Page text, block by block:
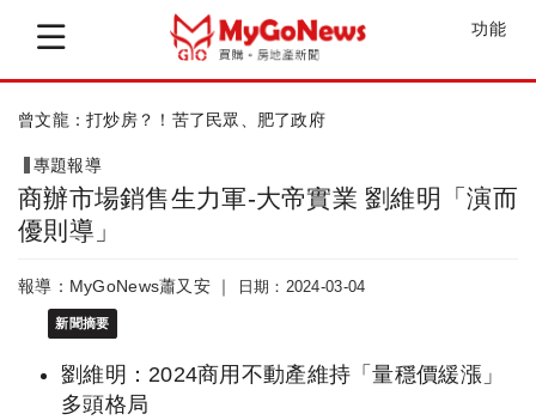
功能
曾文龍：打炒房？！苦了民眾、肥了政府
專題報導
商辦市場銷售生力軍-大帝實業 劉維明「演而
優則導」
報導：MyGoNews蕭又安 ｜ 日期：2024-03-04
新聞摘要
劉維明：2024商用不動產維持「量穩價緩漲」
多頭格局